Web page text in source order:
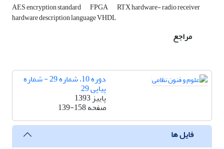
AES encryption standard FPGA RTX hardware- radio receiver
hardware description language VHDL
مراجع
دوره 10، شماره 29 - شماره
پیاپی 29
پاییز 1393
صفحه139-158
فایل ها